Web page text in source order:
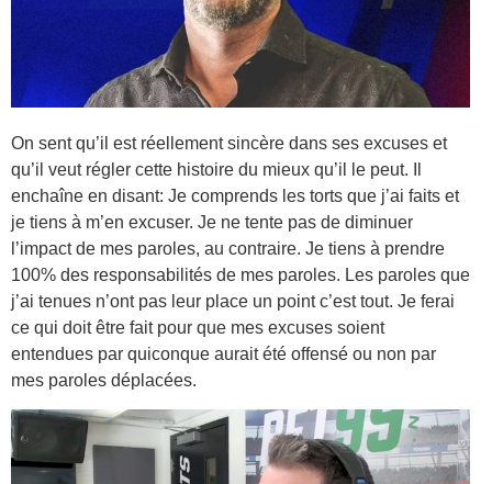
On sent qu’il est réellement sincère dans ses excuses et
qu’il veut régler cette histoire du mieux qu’il le peut. Il
enchaîne en disant: Je comprends les torts que j’ai faits et
je tiens à m’en excuser. Je ne tente pas de diminuer
l’impact de mes paroles, au contraire. Je tiens à prendre
100% des responsabilités de mes paroles. Les paroles que
j’ai tenues n’ont pas leur place un point c’est tout. Je ferai
ce qui doit être fait pour que mes excuses soient
entendues par quiconque aurait été offensé ou non par
mes paroles déplacées.